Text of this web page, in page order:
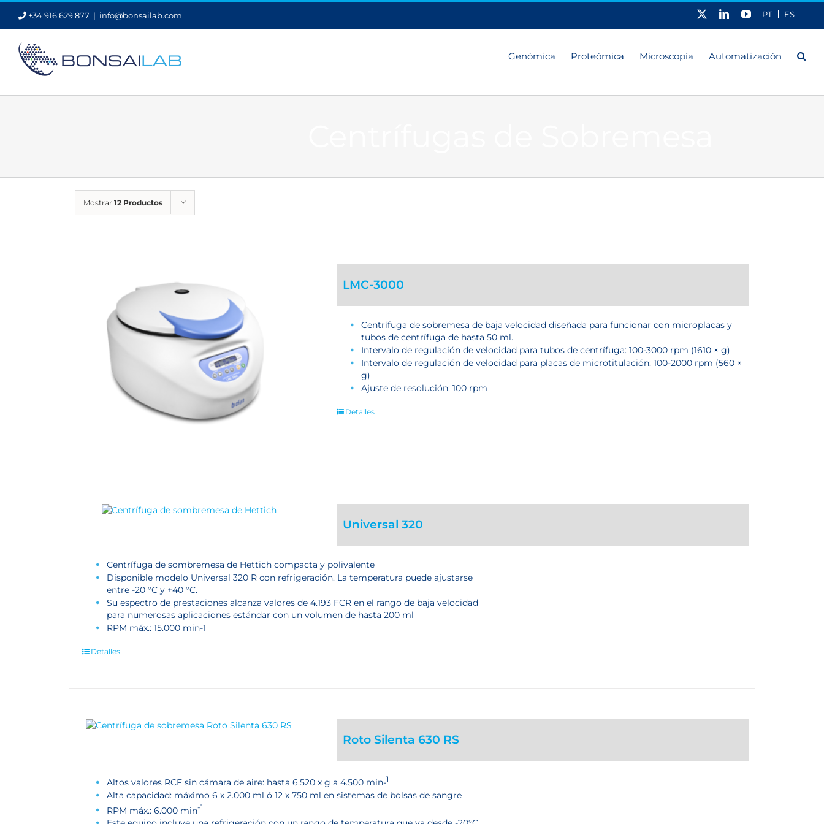
Saltar
contenido
+34 916 629 877 | info@bonsailab.com PT ES
LinkedInYouTube
Genómica Proteómica Microscopía Automatización
Mostrar 12 Productos
LMC-3000
Centrífuga de sobremesa de baja velocidad diseñada para funcionar con microplacas y
tubos de centrífuga de hasta 50 ml.
Intervalo de regulación de velocidad para tubos de centrífuga: 100-3000 rpm (1610 × g)
Intervalo de regulación de velocidad para placas de microtitulación: 100-2000 rpm (560 ×
g)
Ajuste de resolución: 100 rpm
Detalles
Universal 320
Centrífuga de sombremesa de Hettich compacta y polivalente
Disponible modelo Universal 320 R con refrigeración. La temperatura puede ajustarse
entre -20 °C y +40 °C.
Su espectro de prestaciones alcanza valores de 4.193 FCR en el rango de baja velocidad
para numerosas aplicaciones estándar con un volumen de hasta 200 ml
RPM máx.: 15.000 min-1
Detalles
Roto Silenta 630 RS
Altos valores RCF sin cámara de aire: hasta 6.520 x g a 4.500 min-1
Alta capacidad: máximo 6 x 2.000 ml ó 12 x 750 ml en sistemas de bolsas de sangre
RPM máx.: 6.000 min-1